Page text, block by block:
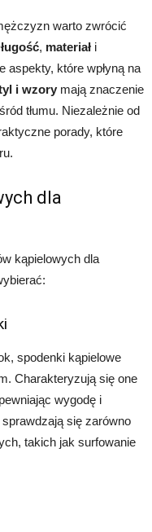
warto zwrócić
, materiał i
aspekty, które wpłyną na
i wzory mają znaczenie
tłumu. Niezależnie od
porady, które
dla
kąpielowych dla
spodenki kąpielowe
Charakteryzują się one
wygodę i
się zarówno
takich jak surfowanie